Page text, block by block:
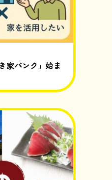
家バンク」始ま